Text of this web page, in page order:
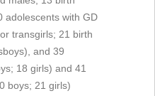
adolescents with GD
transgirls; 21 birth
and 39
18 girls) and 41
boys; 21 girls)